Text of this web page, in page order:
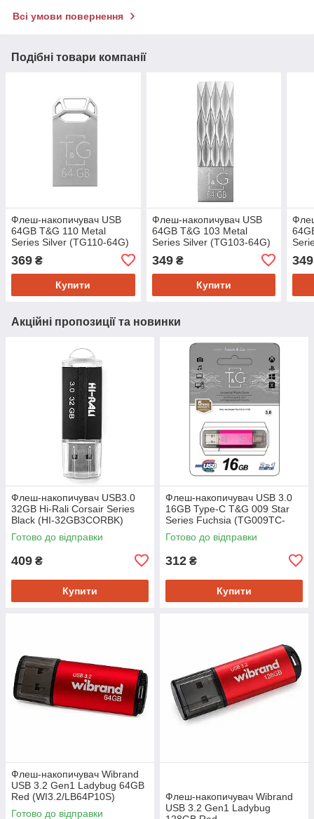
Всі умови повернення
Подібні товари компанії
Флеш-накопичувач USB
64GB T&G 110 Metal
Series Silver (TG110-64G)
369 ₴
Купити
Флеш-накопичувач USB
64GB T&G 103 Metal
Series Silver (TG103-64G)
349₴
Купити
349
Акційні пропозиції та новинки
Флеш-накопичувач USB3.0
32GB Hi-Rali Corsair Series
Black (HI-32GB3CORBK)
Готово до відправки
409 ₴
Купити
Флеш-накопичувач USB 3.0
16GB Type-C T&G 009 Star
Series Fuchsia (TG009TC-
16GFC3)
Готово до відправки
312 ₴
Купити
Флеш-накопичувач Wibrand
USB 3.2 Gen1 Ladybug 64GB
Red (WI3.2/LB64P10S)
Готово до відправки
Флеш-накопичувач Wibrand
USB 3.2 Gen1 Ladybug